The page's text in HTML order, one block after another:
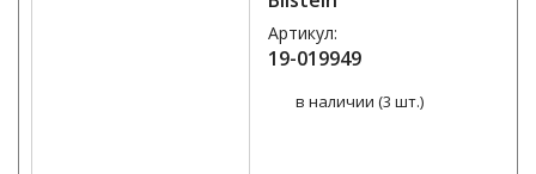
Артикул:
19-019949
в наличии (3 шт.)